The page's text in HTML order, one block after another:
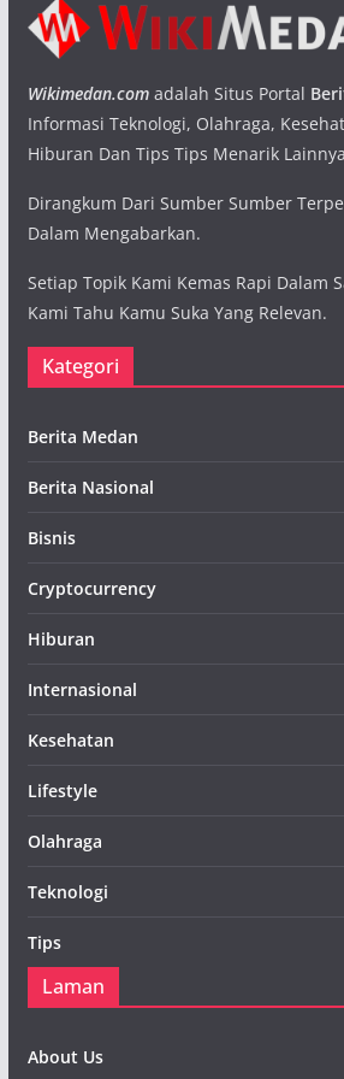
Wikimedan.comadalah Situs Portal
Informasi Teknologi, Olahraga,
Hiburan Dan Tips Tips Menarik
Dirangkum Dari Sumber Sumber
Dalam Mengabarkan.
Setiap Topik Kami Kemas Rapi Dalam
Kami Tahu Kamu Suka Yang Relevan.
Kategori
Berita Medan
Berita Nasional
Bisnis
Cryptocurrency
Hiburan
Internasional
Kesehatan
Lifestyle
Olahraga
Teknologi
Tips
Laman
About Us